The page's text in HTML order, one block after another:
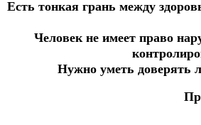
Есть тонкая грань между
Человек не имеет право
Нужно уметь доверять